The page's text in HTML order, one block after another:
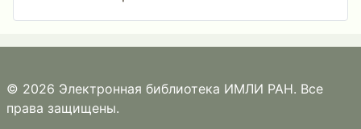
© 2026 Электронная библиотека ИМЛИ РАН. Все
права защищены.